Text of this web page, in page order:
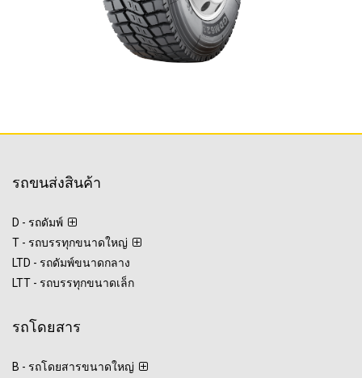
รถขนส่งสินค้า
D - รถดัมพ์
T - รถบรรทุกขนาดใหญ่
LTD - รถดัมพ์ขนาดกลาง
LTT - รถบรรทุกขนาดเล็ก
รถโดยสาร
B - รถโดยสารขนาดใหญ่